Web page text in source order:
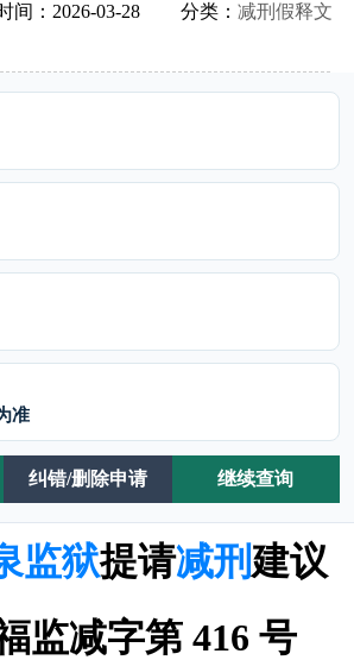
间：2026-03-28 分类： 减刑假释文
准
纠错/删除申请 继续查询
监狱提请减刑 建议
监减字第 416 号